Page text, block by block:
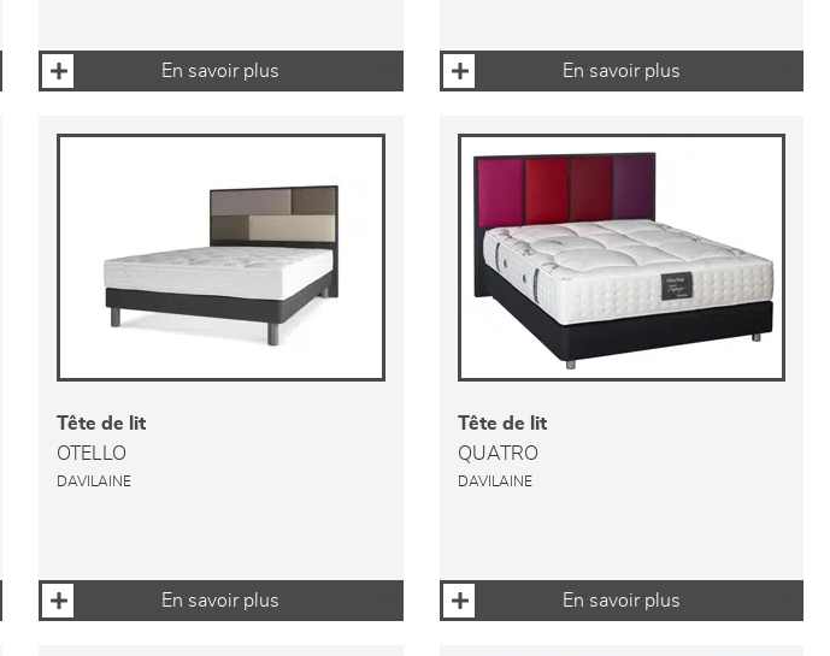
En savoir plus En savoir plus
Tête de lit
OTELLO
DAVILAINE
En savoir plus
Tête de lit
QUATRO
DAVILAINE
En savoir plus